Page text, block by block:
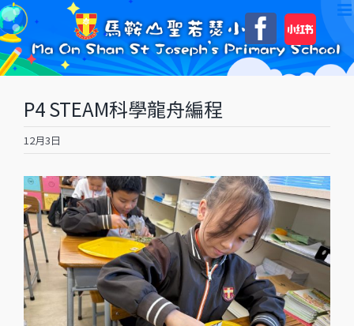
Skip
to
content
自
訂
P4 STEAM科學龍舟編程
12月3日